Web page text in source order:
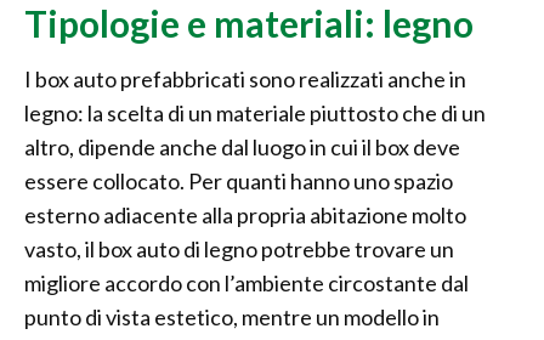
Tipologie e materiali: legno
I box auto prefabbricati sono realizzati anche in
legno: la scelta di un materiale piuttosto che di un
altro, dipende anche dal luogo in cui il box deve
essere collocato. Per quanti hanno uno spazio
esterno adiacente alla propria abitazione molto
vasto, il box auto di legno potrebbe trovare un
migliore accordo con l’ambiente circostante dal
punto di vista estetico, mentre un modello in